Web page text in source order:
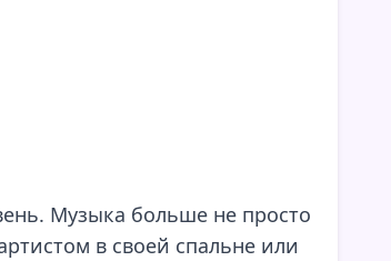
Музыка больше не просто
в своей спальне или